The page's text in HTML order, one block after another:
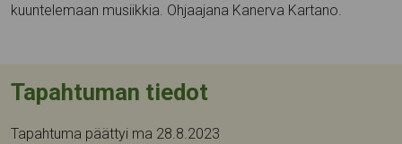
kuuntelemaan musiikkia. Ohjaajana Kanerva Kartano.
Tapahtuman tiedot
Tapahtuma päättyi ma 28.8.2023